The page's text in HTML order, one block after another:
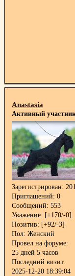
Anastasia
Активный
Зарегистрирован:
Приглашений: 0
Сообщений: 553
Уважение: [+170/-0]
Позитив: [+92/-3]
Пол: Женский
Провел на форуме:
25 дней 5 часов
Последний визит:
2025-12-20 18:39:04